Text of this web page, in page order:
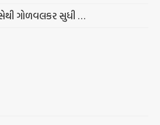
ગોળવલકર સુધી …